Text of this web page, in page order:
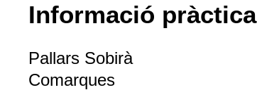
Informació pràctica
Pallars Sobirà
Comarques